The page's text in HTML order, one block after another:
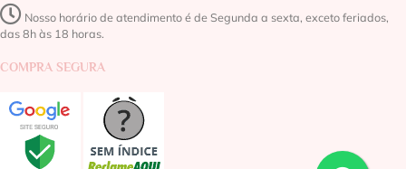
Nosso horário de atendimento é de Segunda a sexta, exceto feriados,
das 8h às 18 horas.
COMPRA SEGURA